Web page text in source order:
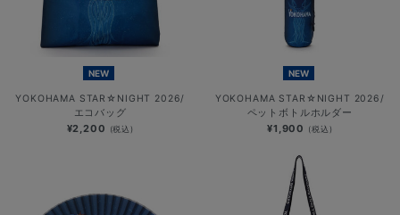
NEW
YOKOHAMA STAR☆NIGHT 2026/
エコバッグ
¥2,200 (税込)
NEW
YOKOHAMA STAR☆NIGHT 2026/
ペットボトルホルダー
¥1,900 (税込)